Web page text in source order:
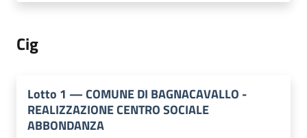
Cig
Lotto 1 —COMUNE DI BAGNACAVALLO -
REALIZZAZIONE CENTRO SOCIALE
ABBONDANZA